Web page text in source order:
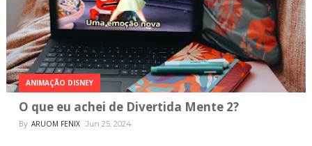
ANIMAÇÃO DISNEY
O que eu achei de Divertida Mente 2?
By ARUOM FENIX Jun 25, 2024